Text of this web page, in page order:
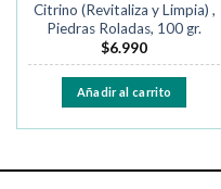
Citrino (Revitaliza y Limpia) ,
Piedras Roladas, 100 gr.
$6.990
Añadir al carrito